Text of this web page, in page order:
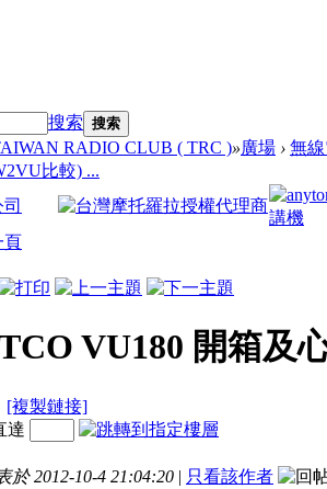
搜索 搜索
RADIO CLUB ( TRC )»廣場 › 無
比較) ...
頁
VU180 開箱及
[複製鏈接]
達
於 2012-10-4 21:04:20 | 只看該作者